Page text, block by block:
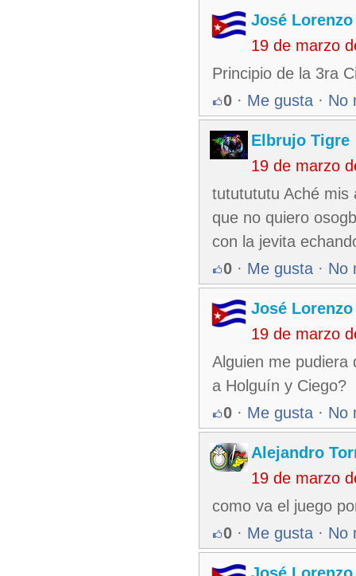
José
19 de marzo
Principio de la 3ra
0 · Me gusta · No
Elbrujo Tigre
19 de marzo
tututututu Aché mis
que no quiero
con la jevita
0 · Me gusta · No
José
19 de marzo
Alguien me pudiera
a Holguín y Ciego?
0 · Me gusta · No
Alejandro
19 de marzo
como va el juego
0 · Me gusta · No